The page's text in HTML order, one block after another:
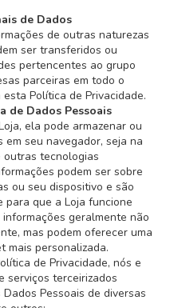
de Dados
de outras naturezas
ser transferidos ou
pertencentes ao grupo
parceiras em todo o
Política de Privacidade.
de Dados Pessoais
ela pode armazenar ou
seu navegador, seja na
outras tecnologias
podem ser sobre
ou seu dispositivo e são
para que a Loja funcione
geralmente não
mas podem oferecer uma
mais personalizada.
de Privacidade, nós e
serviços terceirizados
Pessoais de diversas